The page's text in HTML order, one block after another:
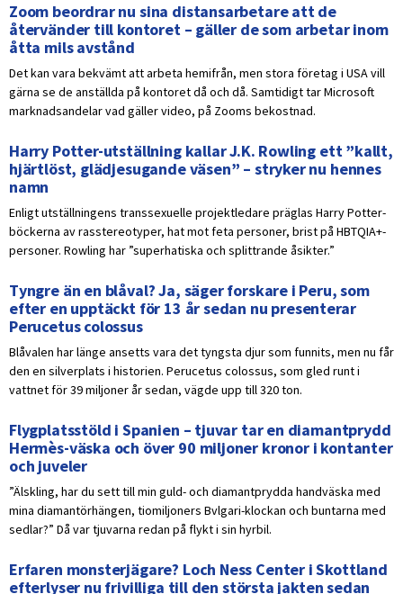
Zoom beordrar nu sina distansarbetare att de
återvänder till kontoret – gäller de som arbetar inom
åtta mils avstånd
Det kan vara bekvämt att arbeta hemifrån, men stora företag i USA vill
gärna se de anställda på kontoret då och då. Samtidigt tar Microsoft
marknadsandelar vad gäller video, på Zooms bekostnad.
Harry Potter-utställning kallar J.K. Rowling ett ”kallt,
hjärtlöst, glädjesugande väsen” – stryker nu hennes
namn
Enligt utställningens transsexuelle projektledare präglas Harry Potter-
böckerna av rasstereotyper, hat mot feta personer, brist på HBTQIA+-
personer. Rowling har ”superhatiska och splittrande åsikter.”
Tyngre än en blåval? Ja, säger forskare i Peru, som
efter en upptäckt för 13 år sedan nu presenterar
Perucetus colossus
Blåvalen har länge ansetts vara det tyngsta djur som funnits, men nu får
den en silverplats i historien. Perucetus colossus, som gled runt i
vattnet för 39 miljoner år sedan, vägde upp till 320 ton.
Flygplatsstöld i Spanien – tjuvar tar en diamantprydd
Hermès-väska och över 90 miljoner kronor i kontanter
och juveler
”Älskling, har du sett till min guld- och diamantprydda handväska med
mina diamantörhängen, tiomiljoners Bvlgari-klockan och buntarna med
sedlar?” Då var tjuvarna redan på flykt i sin hyrbil.
Erfaren monsterjägare? Loch Ness Center i Skottland
efterlyser nu frivilliga till den största jakten sedan